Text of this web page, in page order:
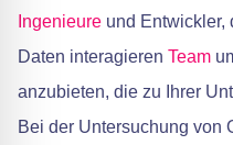
Ingenieure und Entwickler,
Daten interagieren Team
anzubieten, die zu Ihrer
Bei der Untersuchung von